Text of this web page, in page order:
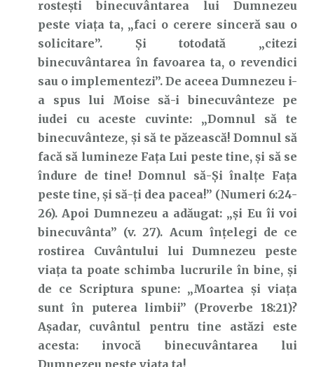
rostești binecuvântarea lui Dumnezeu
peste viața ta, „faci o cerere sinceră sau o
solicitare”. Și totodată „citezi
binecuvântarea în favoarea ta, o revendici
sau o implementezi”. De aceea Dumnezeu i-
a spus lui Moise să-i binecuvânteze pe
iudei cu aceste cuvinte: „Domnul să te
binecuvânteze, şi să te păzească! Domnul să
facă să lumineze Faţa Lui peste tine, şi să se
îndure de tine! Domnul să-Şi înalţe Faţa
peste tine, şi să-ţi dea pacea!” (Numeri 6:24-
26). Apoi Dumnezeu a adăugat: „şi Eu îi voi
binecuvânta” (v. 27). Acum înțelegi de ce
rostirea Cuvântului lui Dumnezeu peste
viața ta poate schimba lucrurile în bine, și
de ce Scriptura spune: „Moartea şi viaţa
sunt în puterea limbii” (Proverbe 18:21)?
Așadar, cuvântul pentru tine astăzi este
acesta: invocă binecuvântarea lui
Dumnezeu peste viața ta!